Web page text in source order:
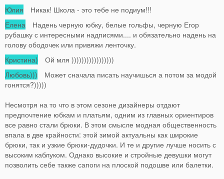
Юлия Никак! Школа - это тебе не подиум!!!
Елена Надень черную юбку, белые гольфы, черную Егор
рубашку с интересными надписями.... и обязательно надень на
голову ободочек или привяжи ленточку.
Кристина) Ой мля )))))))))))))))))
Любовь))) Может сначала писать научишься а потом за модой
гонятся?)))))
Несмотря на то что в этом сезоне дизайнеры отдают
предпочтение юбкам и платьям, одним из главных ориентиров
все равно стали брюки. В этом смысле модная общественность
впала в две крайности: этой зимой актуальны как широкие
брюки, так и узкие брюки-дудочки. И те и другие лучше носить с
высоким каблуком. Однако высокие и стройные девушки могут
позволить себе также сапоги на плоской подошве или балетки.